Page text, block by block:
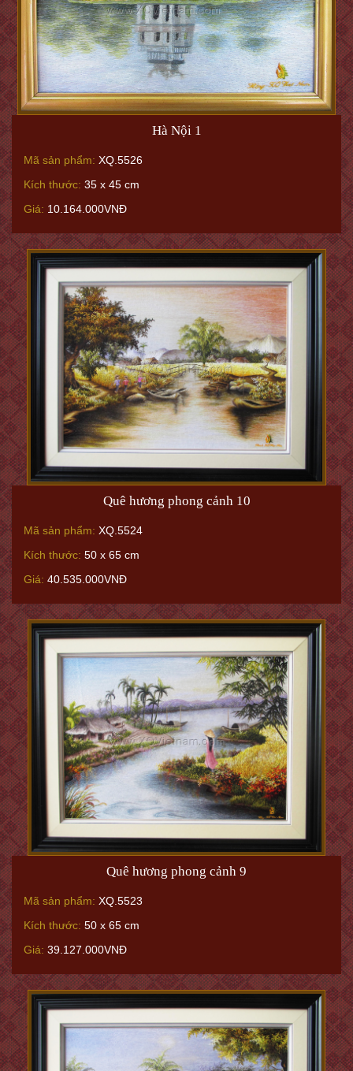
Hà Nội 1
Mã sản phẩm: XQ.5526
Kích thước: 35 x 45 cm
Giá: 10.164.000VNĐ
Quê hương phong cảnh 10
Mã sản phẩm: XQ.5524
Kích thước: 50 x 65 cm
Giá: 40.535.000VNĐ
Quê hương phong cảnh 9
Mã sản phẩm: XQ.5523
Kích thước: 50 x 65 cm
Giá: 39.127.000VNĐ